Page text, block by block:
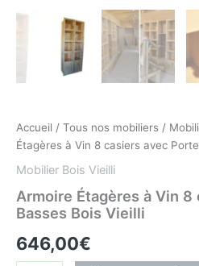
Accueil / Tous nos mobiliers /
Étagères à Vin 8 casiers avec
Mobilier Bois Vieilli
Armoire Étagères à Vin
Basses Bois Vieilli
646,00€